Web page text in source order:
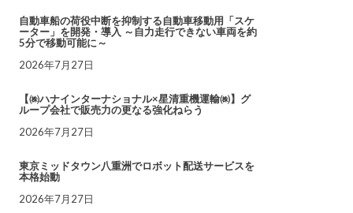
自動車船の荷役中断を抑制する自動車移動用「スケ
ーター」を開発・導入 ～自力走行できない車両を約
5分で移動可能に～
2026年7月27日
【㈱ハナインターナショナル×星清重機運輸㈱】グ
ループ会社で販売力の更なる強化ねらう
2026年7月27日
東京ミッドタウン八重洲でロボット配送サービスを
本格始動
2026年7月27日